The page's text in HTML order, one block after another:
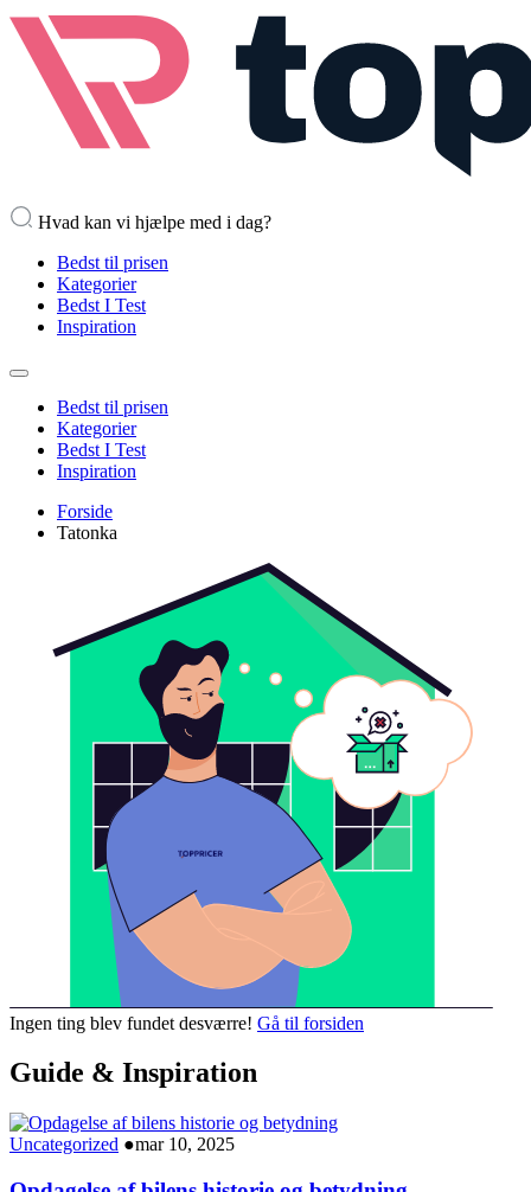
Hvad kan vi hjælpe med i dag?
Bedst til prisen
Kategorier
Bedst I Test
Inspiration
Bedst til prisen
Kategorier
Bedst I Test
Inspiration
Forside
Tatonka
Ingen ting blev fundet desværre! Gå til forsiden
Guide & Inspiration
Uncategorized ●mar 10, 2025